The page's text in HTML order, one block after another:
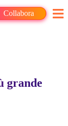
Collabora
grande